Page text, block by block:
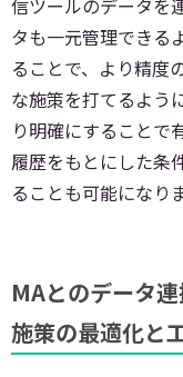
タも一元管理できる
ることで、より精度
な施策を打てるよう
り明確にすることで
履歴をもとにした条
ることも可能になりま
MAとのデータ
施策の最適化と